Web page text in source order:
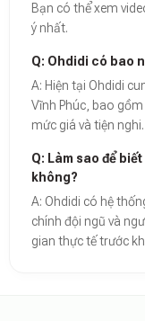
Bạn có thể xem
ý nhất.
Q: Ohdidi có bao
A: Hiện tại Ohdidi
Vĩnh Phúc, bao
mức giá và tiện nghi.
Q: Làm sao để
không?
A: Ohdidi có hệ
chính đội ngũ và
gian thực tế trước